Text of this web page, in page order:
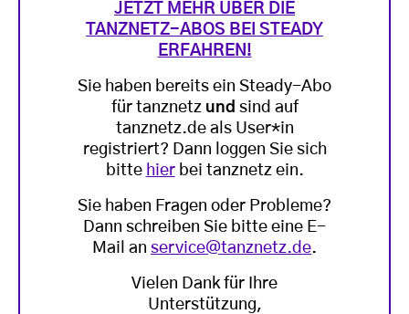
JETZT MEHR ÜBER DIE
TANZNETZ-ABOS BEI STEADY
ERFAHREN!
Sie haben bereits ein Steady-Abo
für tanznetz und sind auf
tanznetz.de als User*in
registriert? Dann loggen Sie sich
bitte hierbei tanznetz ein.
Sie haben Fragen oder Probleme?
Dann schreiben Sie bitte eine E-
Mail an service@tanznetz.de.
Vielen Dank für Ihre
Unterstützung,